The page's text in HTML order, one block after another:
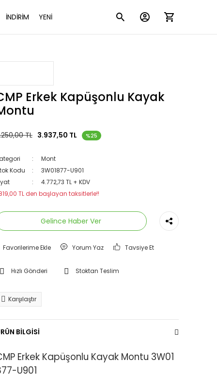
İNDİRİM YENİ
Erkek Kapüşonlu Kayak
TL 3.937,50 TL %25
Mont
Kodu
3W01877-U901
4.772,73 TL + KDV
TL den başlayan taksitlerle!!
Gelince Haber Ver
Yorum Yaz Tavsiye Et
Hızlı Gönderi Stoktan Teslim
Karşılaştır
BİLGİSİ
Erkek Kapüşonlu Kayak Montu 3W01
U901